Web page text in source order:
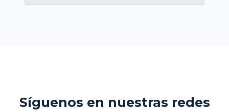
Síguenos en nuestras redes